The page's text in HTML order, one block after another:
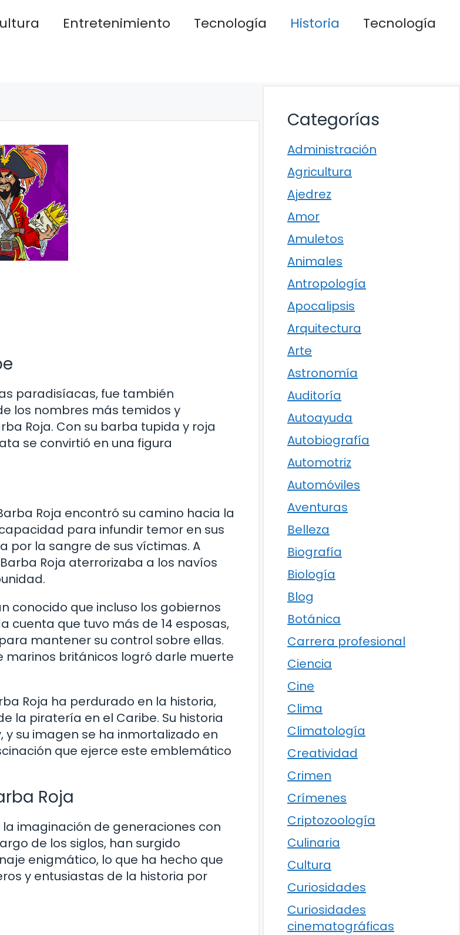
Entretenimiento Tecnología Historia
Tecnología
paradisíacas, fue también
los nombres más temidos y
Roja. Con su barba tupida y roja
se convirtió en una figura
Roja encontró su camino hacia la
para infundir temor en sus
por la sangre de sus víctimas. A
Roja aterrorizaba a los navíos
conocido que incluso los gobiernos
cuenta que tuvo más de 14 esposas,
mantener su control sobre ellas.
marinos británicos logró darle muerte
Roja ha perdurado en la historia,
la piratería en el Caribe. Su historia
su imagen se ha inmortalizado en
que ejerce este emblemático
Roja
imaginación de generaciones con
de los siglos, han surgido
enigmático, lo que ha hecho que
y entusiastas de la historia por
Categorías
Administración
Agricultura
Ajedrez
Amor
Amuletos
Animales
Antropología
Apocalipsis
Arquitectura
Arte
Astronomía
Auditoría
Autoayuda
Autobiografía
Automotriz
Automóviles
Aventuras
Belleza
Biografía
Biología
Blog
Botánica
Carrera profesional
Ciencia
Cine
Clima
Climatología
Creatividad
Crimen
Crímenes
Criptozoología
Culinaria
Cultura
Curiosidades
Curiosidades
cinematográficas